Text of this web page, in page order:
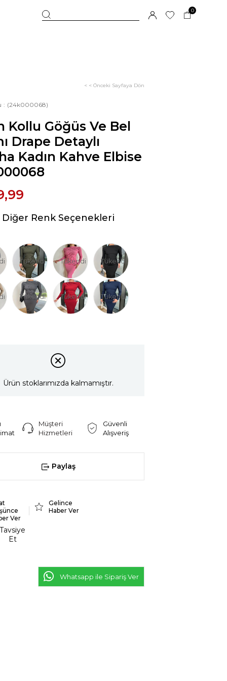
0
< < Önceki Sayfaya Dön
(24k000068)
Kollu Göğüs Ve Bel
Drape Detaylı
Kadın Kahve Elbise
Diğer Renk Seçenekleri
Tükendi Tükendi Tükendi
Tükendi Tükendi Tükendi
Ürün stoklarımızda kalmamıştır.
Müşteri
Hizmetleri
Güvenli
Alışveriş
Paylaş
Ver
Gelince
Haber Ver
Tavsiye
Et
Whatsapp ile Sipariş Ver